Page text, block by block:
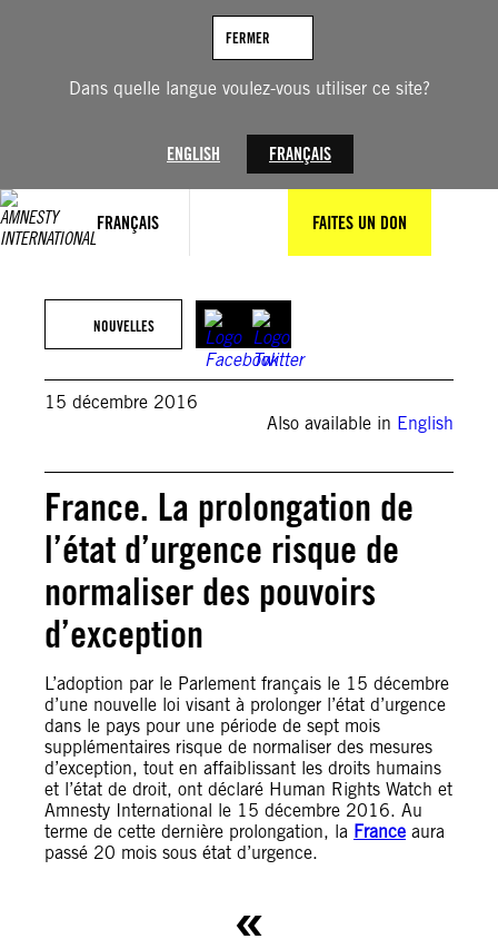
Dans quelle langue voulez-vous utiliser ce site?
ENGLISH FRANÇAIS
FERMER
FRANÇAIS FAITES UN DON
NOUVELLES
15 décembre 2016
Also available in English
France. La prolongation de
l’état d’urgence risque de
normaliser des pouvoirs
d’exception
L’adoption par le Parlement français le 15 décembre
d’une nouvelle loi visant à prolonger l’état d’urgence
dans le pays pour une période de sept mois
supplémentaires risque de normaliser des mesures
d’exception, tout en affaiblissant les droits humains
et l’état de droit, ont déclaré Human Rights Watch et
Amnesty International le 15 décembre 2016. Au
terme de cette dernière prolongation, la France aura
passé 20 mois sous état d’urgence.